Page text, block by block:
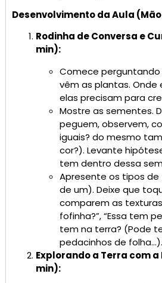
Desenvolvimento da Aula
Rodinha de Conversa e
min):
Comece
vêm as plantas. Onde
elas precisam para
Mostre as sementes.
peguem, observem,
iguais? do mesmo
cor?). Levante
tem dentro dessa
Apresente os tipos
de um). Deixe que
comparem as
fofinha?”, “Essa tem
tem na terra? (Pode
pedacinhos de folha…).
Explorando a Terra com
min):